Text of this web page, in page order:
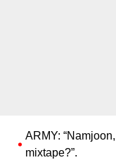
ARMY:
mixtape?”.